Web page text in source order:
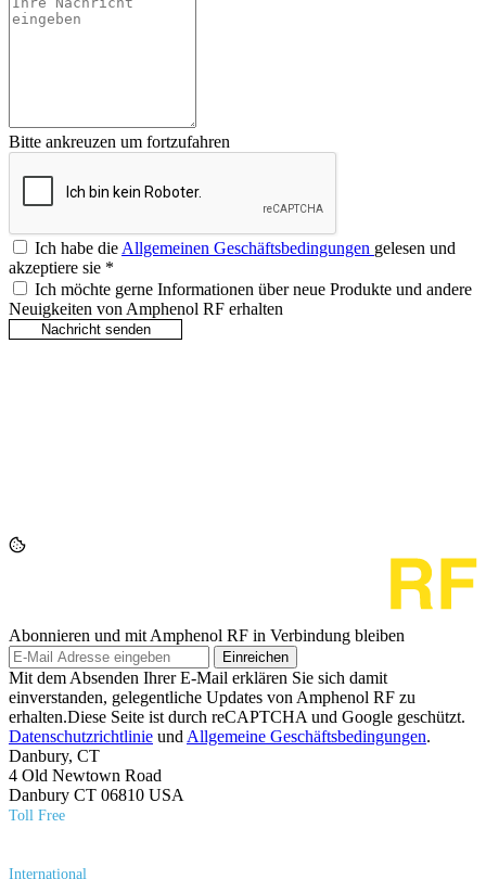
Bitte ankreuzen um fortzufahren
Ich habe dieAllgemeinen Geschäftsbedingungen gelesen und
akzeptiere sie *
Ich möchte gerne Informationen über neue Produkte und andere
Neuigkeiten von Amphenol RF erhalten
Abonnieren und mit Amphenol RF in Verbindung bleiben
Einreichen
Mit dem Absenden Ihrer E-Mail erklären Sie sich damit
einverstanden, gelegentliche Updates von Amphenol RF zu
erhalten.Diese Seite ist durch reCAPTCHA und Google geschützt.
Datenschutzrichtlinie und Allgemeine Geschäftsbedingungen.
Danbury, CT
4 Old Newtown Road
Danbury CT 06810 USA
Toll Free
International